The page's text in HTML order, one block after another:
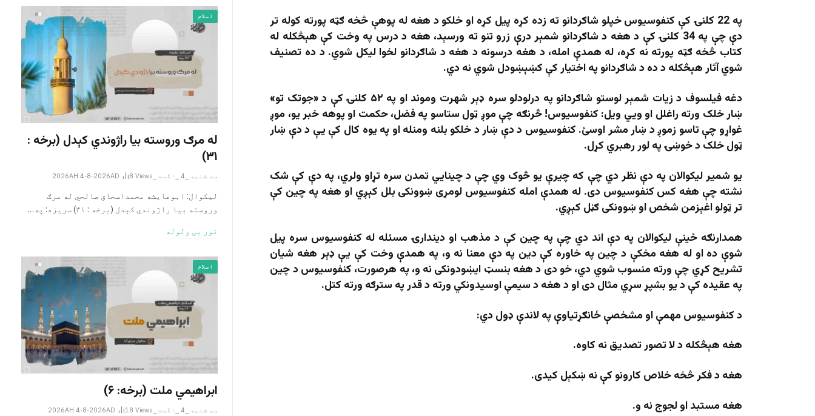
په 22 کلنۍ کې کنفوسیوس خپلو شاګردانو ته زده کړه پیل کړه او خلکو د هغه له پوهې څخه ګټه پورته کوله تر
دې چې په 34 کلنۍ کې د هغه د شاګردانو شمېر درې زرو تنو ته ورسېد، هغه د درس په وخت کې هېڅکله له
کتاب څخه ګټه پورته نه کړه، له همدې امله، د هغه درسونه د هغه د شاګردانو لخوا لیکل شوي. د ده تصنیف
شوي آثار هېڅکله د ده د شاګردانو په اختیار کې کښېښودل شوي نه دي.
دغه فیلسوف د زیات شمېر لوستو شاګردانو په درلودلو سره ډېر شهرت وموند او په ۵۲ کلنۍ کې د «جوتک تو»
ښار خلک ورته راغلل او ویي ویل: کنفوسیوس! څرنګه چې موږ ټول ستاسو په فضل، حکمت او پوهه خبر یو، موږ
غواړو چې تاسو زموږ د ښار مشر اوسئ. کنفوسیوس د دې ښار د خلکو بلنه ومنله او په یوه کال کې یې د دې ښار
ټول خلک د خوښۍ په لور رهبري کړل.
یو شمیر لیکوالان په دې نظر دي چې که چیرې یو څوک وي چې د چینایي تمدن سره تړاو ولري، په دې کې شک
نشته چې هغه کس کنفوسیوس دی. له همدې امله کنفوسیوس لومړی ښوونکی بلل کېږي او هغه په ​​چین کې
تر ټولو اغېزمن شخص او ښوونکی ګڼل کېږي.
همدارنګه ځينې ليکوالان په دې اند دي چې په چين کې د مذهب او دیندارۍ مسئله له کنفوسيوس سره پيل
شوې ده او له هغه مخکې د چين په خاوره کې دين په دې معنا نه و، په همدې وخت کې يې ډېر هغه شيان
تشريح کړي چې ورته منسوب شوي دي، خو دی د هغه بنسټ ایښودونکی نه و، په هرصورت، کنفوسیوس د چین
په عقیده کې د یو بشپړ سړي مثال دی او د هغه د سیمې اوسیدونکي ورته د قدر په سترګه ورته کتل.
د کنفوسیوس مهمې او مشخصې ځانګړتیاوې په لاندې ډول دي:
هغه هېڅکله د لا تصور تصدیق نه کاوه.
هغه د فکر څخه خلاص کارونو کې نه ښکېل کیدی.
هغه مستبد او لجوج نه و.
اسلام
له مرګ وروسته بیا راژوندي کېدل (برخه :
۳۱)
سه شنبه _4 _اگست _2026AH 4-8-2026AD 8 Views
لیکوال: ابوعایشه محمداسحاق صالحي له مرګ
وروسته بیا راژوندي کېدل (برخه : ۳۱) سریزه: په…
نور یی ولوله
اسلام
ابراهيمي ملت (برخه: ۶)
سه شنبه _4 _اگست _2026AH 4-8-2026AD 18 Views